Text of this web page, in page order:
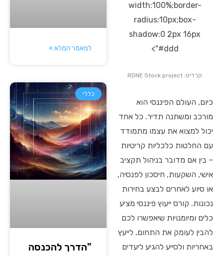
width:100%;border-
radius:10px;box-
shadow:0 2px 16px
#ddd">
קרדיט: RDNE Stock project
כיום, העולם הפיננסי הוא
מורכב ומשתנה תדיר. כל אחד
יכול למצוא את עצמו מתמודד
עם החלטות כלכליות קריטיות
– בין אם מדובר בניהול תקציב
אישי, השקעות, חיסכון לפנסיה,
או סיוע לאחרים לבצע בחירות
נכונות. קורס ייעוץ פיננסי מציע
כלים ומיומנויות שיאפשרו לכם
להבין לעומק את התחום, לייעץ
באחריות ולסייע להגיע ליעדים
למאמר המלא »
כללי
"הדרך להכנסה